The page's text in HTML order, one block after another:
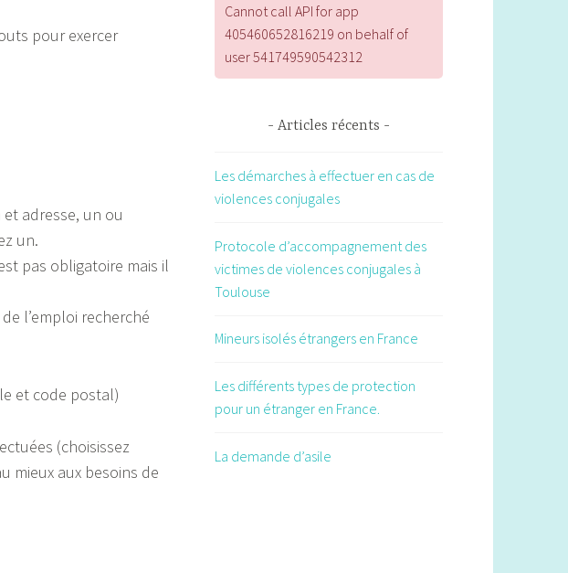
pour exercer
adresse, un ou
un.
pas obligatoire mais il
l’emploi recherché
et code postal)
(choisissez
mieux aux besoins de
destination des professionnelles du
spectacle vivant et de la culture.
Les actualités de l'observatoire
L’Observatoire régional de la parité
public sur l’égalité entre les femmes
et les hommes en publiant des
fréquemment exploités par la
presse régionale.
Les étapes du déconfinement à
Calendrier, établissements
principales étapes du
déconfinement.
"La femme que nous sommes",
Cannot call API for app
405460652816219 on behalf of
user 541749590542312
Articles récents
Les démarches à effectuer en cas de
violences conjugales
Protocole d’accompagnement des
victimes de violences conjugales à
Toulouse
Mineurs isolés étrangers en France
Les différents types de protection
pour un étranger en France.
La demande d’asile